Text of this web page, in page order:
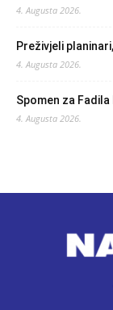
4. Augusta 2026.
Preživjeli
4. Augusta 2026.
Spomen za
4. Augusta 2026.